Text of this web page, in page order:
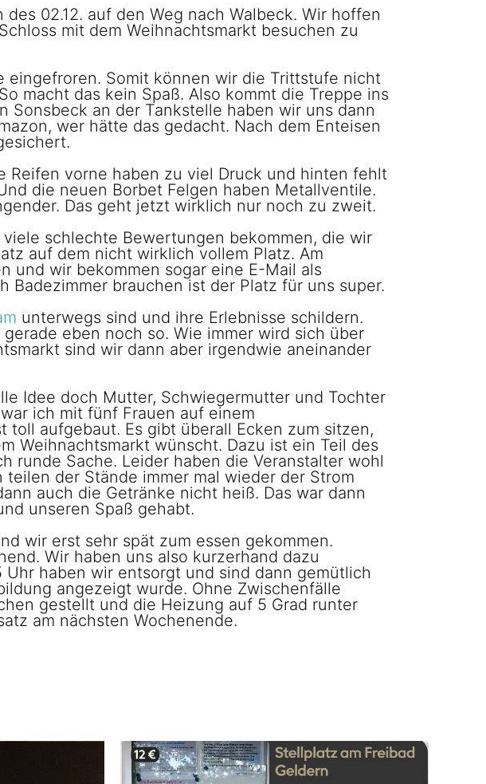
02.12. auf den Weg nach Walbeck. Wir hoffen
mit dem Weihnachtsmarkt besuchen zu
eingefroren. Somit können wir die Trittstufe nicht
macht das kein Spaß. Also kommt die Treppe ins
Sonsbeck an der Tankstelle haben wir uns dann
wer hätte das gedacht. Nach dem Enteisen
vorne haben zu viel Druck und hinten fehlt
die neuen Borbet Felgen haben Metallventile.
Das geht jetzt wirklich nur noch zu zweit.
schlechte Bewertungen bekommen, die wir
auf dem nicht wirklich vollem Platz. Am
und wir bekommen sogar eine E-Mail als
Badezimmer brauchen ist der Platz für uns super.
unterwegs sind und ihre Erlebnisse schildern.
eben noch so. Wie immer wird sich über
sind wir dann aber irgendwie aneinander
Idee doch Mutter, Schwiegermutter und Tochter
ich mit fünf Frauen auf einem
aufgebaut. Es gibt überall Ecken zum sitzen,
Weihnachtsmarkt wünscht. Dazu ist ein Teil des
runde Sache. Leider haben die Veranstalter wohl
der Stände immer mal wieder der Strom
auch die Getränke nicht heiß. Das war dann
unseren Spaß gehabt.
wir erst sehr spät zum essen gekommen.
Wir haben uns also kurzerhand dazu
haben wir entsorgt und sind dann gemütlich
angezeigt wurde. Ohne Zwischenfälle
gestellt und die Heizung auf 5 Grad runter
am nächsten Wochenende.